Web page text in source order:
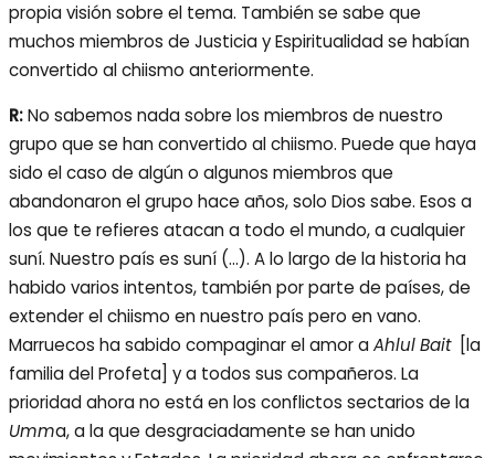
propia visión sobre el tema. También se sabe que
muchos miembros de Justicia y Espiritualidad se habían
convertido al chiismo anteriormente.
R:No sabemos nada sobre los miembros de nuestro
grupo que se han convertido al chiismo. Puede que haya
sido el caso de algún o algunos miembros que
abandonaron el grupo hace años, solo Dios sabe. Esos a
los que te refieres atacan a todo el mundo, a cualquier
suní. Nuestro país es suní (…). A lo largo de la historia ha
habido varios intentos, también por parte de países, de
extender el chiismo en nuestro país pero en vano.
Marruecos ha sabido compaginar el amor aAhlul Bait
[la
familia del Profeta] y a todos sus compañeros. La
prioridad ahora no está en los conflictos sectarios de la
Umma, a la que desgraciadamente se han unido